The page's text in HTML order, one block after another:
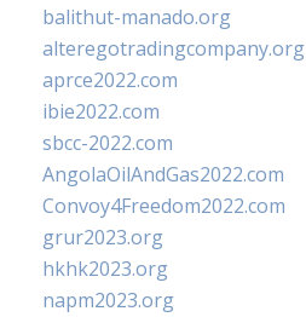
balithut-manado.org
alteregotradingcompany.org
aprce2022.com
ibie2022.com
sbcc-2022.com
AngolaOilAndGas2022.com
Convoy4Freedom2022.com
grur2023.org
hkhk2023.org
napm2023.org